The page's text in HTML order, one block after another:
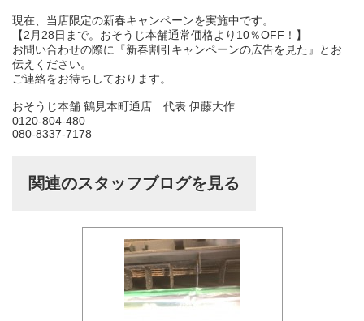
現在、当店限定の新春キャンペーンを実施中です。
【2月28日まで。おそうじ本舗通常価格より10％OFF！】
お問い合わせの際に『新春割引キャンペーンの広告を見た』とお
伝えください。
ご連絡をお待ちしております。
おそうじ本舗 鶴見本町通店 代表 伊藤大作
0120-804-480
080-8337-7178
関連のスタッフブログを見る